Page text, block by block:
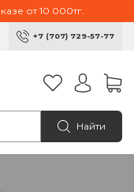
от 10 000тг.
+7 (707) 729-57-77
Найти